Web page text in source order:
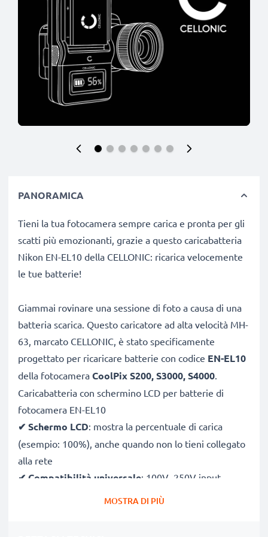
PANORAMICA
Tieni la tua fotocamera sempre carica e pronta per gli
scatti più emozionanti, grazie a questo caricabatteria
Nikon EN-EL10 della CELLONIC: ricarica velocemente
le tue batterie!
Giammai rovinare una sessione di foto a causa di una
batteria scarica. Questo caricatore ad alta velocità MH-
63, marcato CELLONIC, è stato specificamente
progettato per ricaricare batterie con codice EN-EL10
della fotocamera CoolPix S200, S3000, S4000.
Caricabatteria con schermino LCD per batterie di
fotocamera EN-EL10
✔ Schermo LCD: mostra la percentuale di carica
(esempio: 100%), anche quando non lo tieni collegato
alla rete
✔ Compatibilità universale: 100V–250V input
flessibile, utilizzabile ovunque, in Italia, Europa o fuori
MOSTRA DI PIÙ